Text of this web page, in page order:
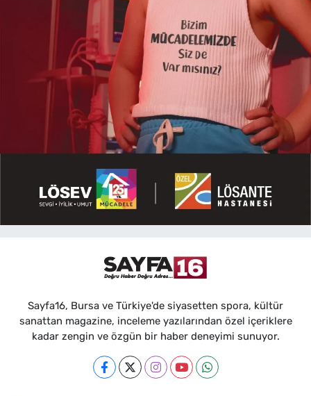
Sayfa16, Bursa ve Türkiye'de siyasetten spora, kültür
sanattan magazine, inceleme yazılarından özel içeriklere
kadar zengin ve özgün bir haber deneyimi sunuyor.